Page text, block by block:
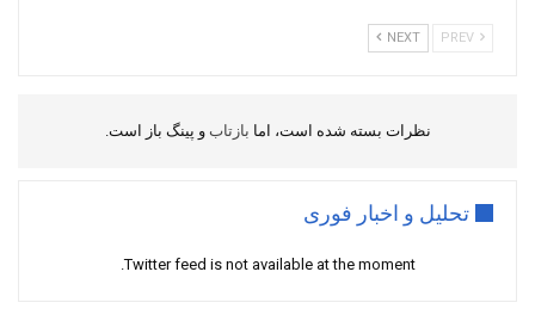
NEXT
نظرات بسته شده است، اما بازتابو پینگ باز است.
تحلیل و اخبار فوری
Twitter feed is not available at the moment.